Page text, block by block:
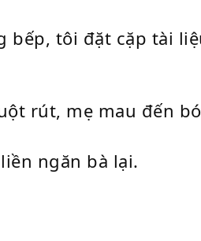
bếp, tôi đặt cặp tài
rút, mẹ mau đến
ngăn bà lại.